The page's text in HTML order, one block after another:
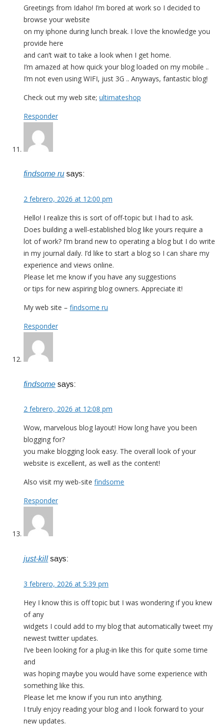
Greetings from Idaho! I’m bored at work so I decided to
browse your website
on my iphone during lunch break. I love the knowledge you
provide here
and can’t wait to take a look when I get home.
I’m amazed at how quick your blog loaded on my mobile ..
I’m not even using WIFI, just 3G .. Anyways, fantastic blog!
Check out my web site; ultimateshop
Responder
findsome ru says:
2 febrero, 2026 at 12:00 pm
Hello! I realize this is sort of off-topic but I had to ask.
Does building a well-established blog like yours require a
lot of work? I’m brand new to operating a blog but I do write
in my journal daily. I’d like to start a blog so I can share my
experience and views online.
Please let me know if you have any suggestions
or tips for new aspiring blog owners. Appreciate it!
My web site – findsome ru
Responder
findsome says:
2 febrero, 2026 at 12:08 pm
Wow, marvelous blog layout! How long have you been
blogging for?
you make blogging look easy. The overall look of your
website is excellent, as well as the content!
Also visit my web-site findsome
Responder
just-kill says:
3 febrero, 2026 at 5:39 pm
Hey I know this is off topic but I was wondering if you knew
of any
widgets I could add to my blog that automatically tweet my
newest twitter updates.
I’ve been looking for a plug-in like this for quite some time
and
was hoping maybe you would have some experience with
something like this.
Please let me know if you run into anything.
I truly enjoy reading your blog and I look forward to your
new updates.